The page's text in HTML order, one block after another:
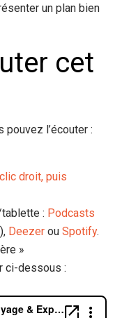
un plan bien
cet
l’écouter :
clic droit, puis
: Podcasts
Deezer ou Spotify.
»
ci-dessous :